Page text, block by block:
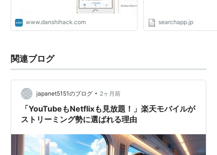
www.danshihack.com searchapp.jp
関連ブログ
japanet5151のブログ • 2ヶ月前
「YouTubeもNetflixも見放題！」楽天モバイルが
ストリーミング勢に選ばれる理由